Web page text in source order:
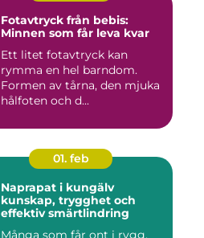
Fotavtryck från bebis:
Minnen som får leva kvar
Ett litet fotavtryck kan
rymma en hel barndom.
Formen av tårna, den mjuka
hålfoten och d...
01. feb
Naprapat i kungälv
kunskap, trygghet och
effektiv smärtlindring
Många som får ont i rygg,